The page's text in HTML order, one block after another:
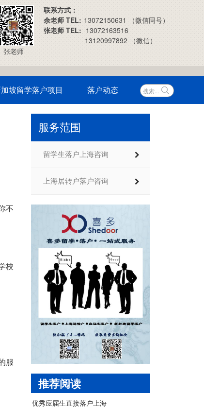
联系方式：
余老师 TEL: 13072150631 （微信同号）
张老师 TEL: 13072163516
13120997892 （微信）
张老师
坡留学落户项目 落户动态
不
校
服
服务范围
留学生落户上海咨询
上海居转户落户咨询
推荐阅读
优秀应届生直接落户上海